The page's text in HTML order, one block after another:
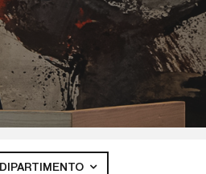
DIPARTIMENTO